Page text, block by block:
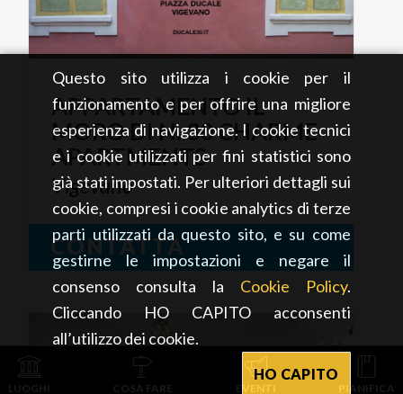
Questo sito utilizza i cookie per il
funzionamento e per offrire una migliore
esperienza di navigazione. I cookie tecnici
e i cookie utilizzati per fini statistici sono
già stati impostati. Per ulteriori dettagli sui
cookie, compresi i cookie analytics di terze
parti utilizzati da questo sito, e su come
gestirne le impostazioni e negare il
consenso consulta la Cookie Policy.
Cliccando HO CAPITO acconsenti
all’utilizzo dei cookie.
HO CAPITO
APPARTAMENTO IL
MORO DI N. 30 CHARME
APARTMENTS
Vigevano
CONTATTA
LUOGHI COSA FARE EVENTI PIANIFICA